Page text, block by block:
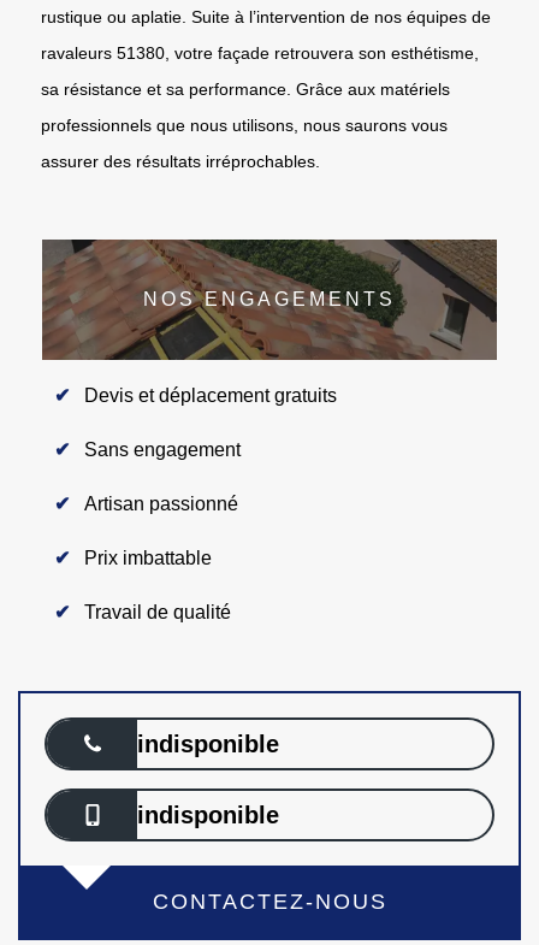
rustique ou aplatie. Suite à l’intervention de nos équipes de
ravaleurs 51380, votre façade retrouvera son esthétisme,
sa résistance et sa performance. Grâce aux matériels
professionnels que nous utilisons, nous saurons vous
assurer des résultats irréprochables.
NOS ENGAGEMENTS
Devis et déplacement gratuits
Sans engagement
Artisan passionné
Prix imbattable
Travail de qualité
indisponible
indisponible
CONTACTEZ-NOUS